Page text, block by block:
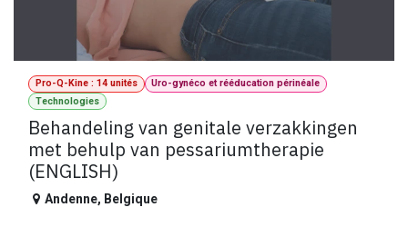
Pro-Q-Kine : 14 unités
Uro-gynéco et rééducation périnéale
Technologies
Behandeling van genitale verzakkingen
met behulp van pessariumtherapie
(ENGLISH)
Andenne, Belgique